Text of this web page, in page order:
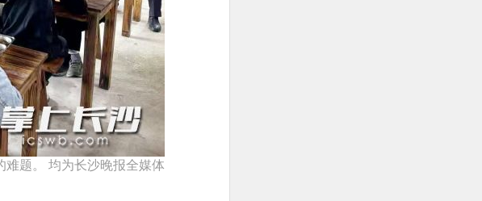
题。 均为长沙晚报全媒体